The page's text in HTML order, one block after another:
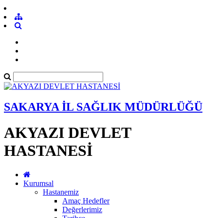
SAKARYA İL SAĞLIK MÜDÜRLÜĞÜ
AKYAZI DEVLET
HASTANESİ
Kurumsal
Hastanemiz
Amaç Hedefler
Değerlerimiz